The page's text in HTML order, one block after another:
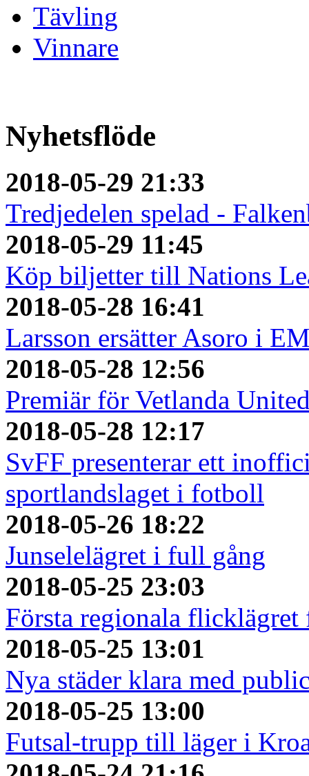
Tävling
Vinnare
Nyhetsflöde
2018-05-29 21:33
Tredjedelen spelad -
2018-05-29 11:45
Köp biljetter till Nations
2018-05-28 16:41
Larsson ersätter Asoro i
2018-05-28 12:56
Premiär för Vetlanda
2018-05-28 12:17
SvFF presenterar ett
sportlandslaget i fotboll
2018-05-26 18:22
Junselelägret i full gång
2018-05-25 23:03
Första regionala
2018-05-25 13:01
Nya städer klara med
2018-05-25 13:00
Futsal-trupp till läger i